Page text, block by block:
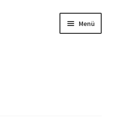
Menü